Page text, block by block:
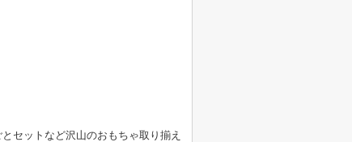
セットなど沢山のおもちゃ取り揃え